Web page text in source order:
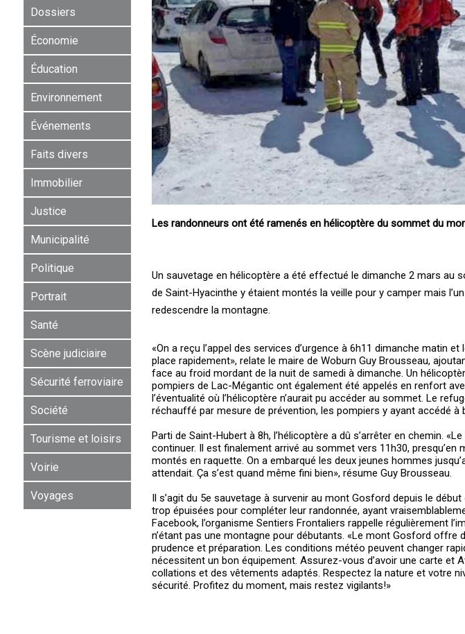
Dossiers
Économie
Éducation
Environnement
Événements
Faits divers
Immobilier
Justice
Municipalité
Politique
Portrait
Santé
Scène judiciaire
Sécurité ferroviaire
Société
Tourisme et loisirs
Voirie
Voyages
Les randonneurs ont été ramenés en hélicoptère du sommet du
Un sauvetage en hélicoptère a été effectué le dimanche 2 mars au
de Saint-Hyacinthe y étaient montés la veille pour y camper mais
redescendre la montagne.
«On a reçu l’appel des services d’urgence à 6h11 dimanche matin
place rapidement», relate le maire de Woburn Guy Brousseau,
face au froid mordant de la nuit de samedi à dimanche. Un
pompiers de Lac-Mégantic ont également été appelés en renfort
l’éventualité où l’hélicoptère n’aurait pu accéder au sommet. Le
réchauffé par mesure de prévention, les pompiers y ayant accédé à
Parti de Saint-Hubert à 8h, l’hélicoptère a dû s’arrêter en chemin.
continuer. Il est finalement arrivé au sommet vers 11h30,
montés en raquette. On a embarqué les deux jeunes hommes
attendait. Ça s’est quand même fini bien», résume Guy Brousseau.
Il s’agit du 5e sauvetage à survenir au mont Gosford depuis le
trop épuisées pour compléter leur randonnée, ayant
Facebook, l’organisme Sentiers Frontaliers rappelle régulièrement
n’étant pas une montagne pour débutants. «Le mont Gosford offre
prudence et préparation. Les conditions météo peuvent changer
nécessitent un bon équipement. Assurez-vous d’avoir une carte et
collations et des vêtements adaptés. Respectez la nature et votre
sécurité. Profitez du moment, mais restez vigilants!»